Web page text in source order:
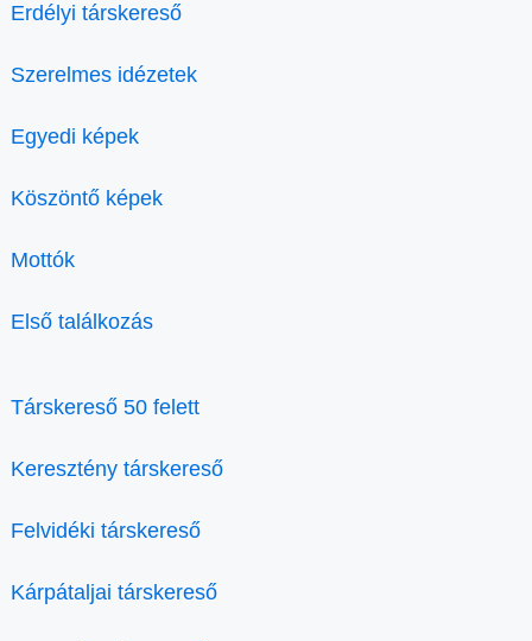
Erdélyi társkereső
Szerelmes idézetek
Egyedi képek
Köszöntő képek
Mottók
Első találkozás
Társkereső 50 felett
Keresztény társkereső
Felvidéki társkereső
Kárpátaljai társkereső